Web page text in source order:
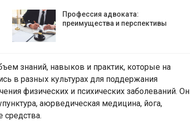
Профессия адвоката:
преимущества и перспективы
знаний, навыков и практик, которые на
в разных культурах для поддержания
физических и психических заболеваний. Он
аюрведическая медицина, йога,
средства.